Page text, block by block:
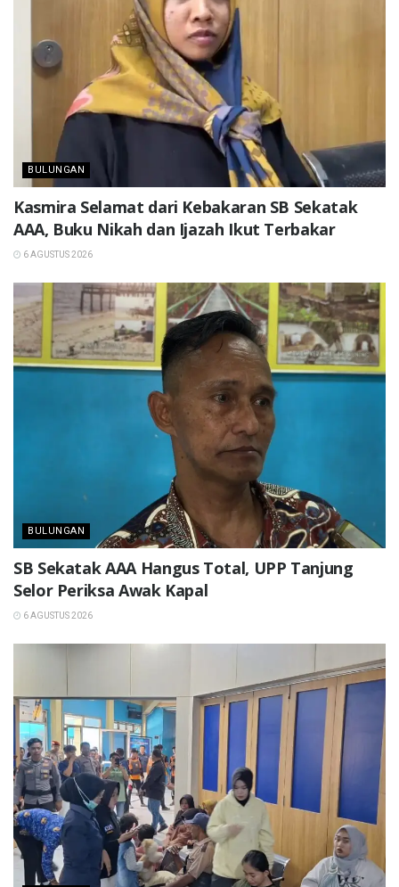
BULUNGAN
Kasmira Selamat dari Kebakaran SB Sekatak
AAA, Buku Nikah dan Ijazah Ikut Terbakar
6 AGUSTUS 2026
BULUNGAN
SB Sekatak AAA Hangus Total, UPP Tanjung
Selor Periksa Awak Kapal
6 AGUSTUS 2026